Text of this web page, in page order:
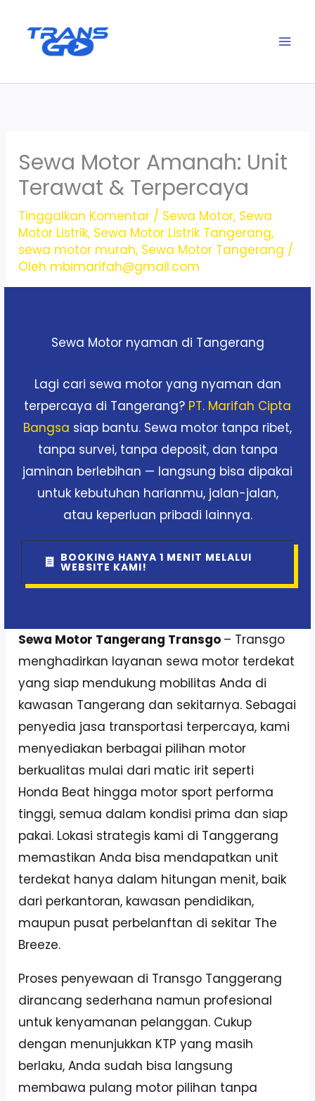
Sewa Motor Amanah: Unit
Terawat & Terpercaya
Tinggalkan Komentar / Sewa Motor, Sewa
Motor Listrik, Sewa Motor Listrik Tangerang,
sewa motor murah, Sewa Motor Tangerang /
Oleh mbimarifah@gmail.com
Sewa Motor nyaman di Tangerang
Lagi cari sewa motor yang nyaman dan
terpercaya di Tangerang? PT. Marifah Cipta
Bangsa siap bantu. Sewa motor tanpa ribet,
tanpa survei, tanpa deposit, dan tanpa
jaminan berlebihan — langsung bisa dipakai
untuk kebutuhan harianmu, jalan-jalan,
atau keperluan pribadi lainnya.
BOOKING HANYA 1 MENIT MELALUI
WEBSITE KAMI!
Sewa Motor Tangerang Transgo – Transgo
menghadirkan layanan sewa motor terdekat
yang siap mendukung mobilitas Anda di
kawasan Tangerang dan sekitarnya. Sebagai
penyedia jasa transportasi terpercaya, kami
menyediakan berbagai pilihan motor
berkualitas mulai dari matic irit seperti
Honda Beat hingga motor sport performa
tinggi, semua dalam kondisi prima dan siap
pakai. Lokasi strategis kami di Tanggerang
memastikan Anda bisa mendapatkan unit
terdekat hanya dalam hitungan menit, baik
dari perkantoran, kawasan pendidikan,
maupun pusat perbelanftan di sekitar The
Breeze.
Proses penyewaan di Transgo Tanggerang
dirancang sederhana namun profesional
untuk kenyamanan pelanggan. Cukup
dengan menunjukkan KTP yang masih
berlaku, Anda sudah bisa langsung
membawa pulang motor pilihan tanpa